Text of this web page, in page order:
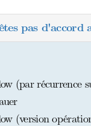
pas d'accord
(par récurrence
(version